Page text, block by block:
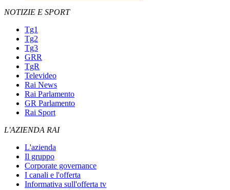
NOTIZIE E SPORT
Tg1
Tg2
Tg3
GRR
TgR
Televideo
Rai News
Rai Parlamento
GR Parlamento
Rai Sport
L'AZIENDA RAI
L'azienda
Il gruppo
Corporate governance
I canali e l'offerta
Informativa sull'offerta tv